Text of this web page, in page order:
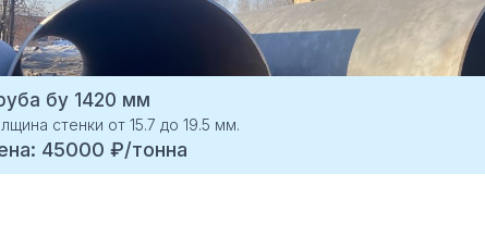
бу 1420 мм
стенки от 15.7 до 19.5 мм.
45000 ₽/тонна